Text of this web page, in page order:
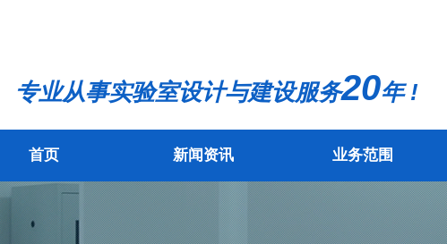
首页
首页
新闻资讯
新闻资讯
业务范围
业务范围
专业从事实验室设计与建设服务20年 !